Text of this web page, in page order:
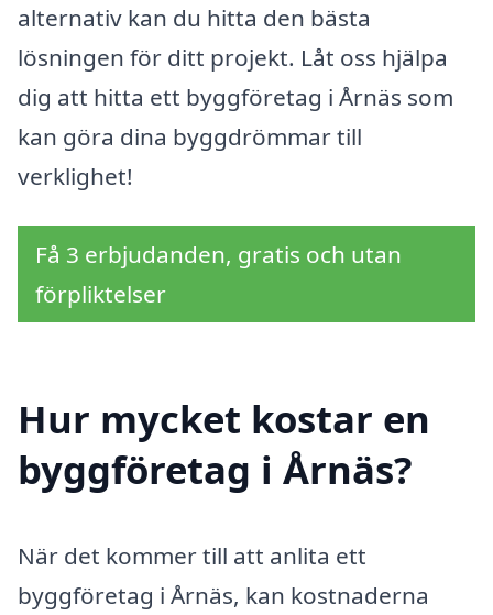
alternativ kan du hitta den bästa
lösningen för ditt projekt. Låt oss hjälpa
dig att hitta ett byggföretag i Årnäs som
kan göra dina byggdrömmar till
verklighet!
Få 3 erbjudanden, gratis och utan
förpliktelser
Hur mycket kostar en
byggföretag i Årnäs?
När det kommer till att anlita ett
byggföretag i Årnäs, kan kostnaderna